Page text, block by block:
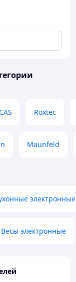
Roxtec
Maunfeld
Весы электронные